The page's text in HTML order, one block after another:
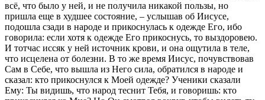
всё, что было у ней, и не получила никакой пользы, но
пришла еще в худшее состояние, – услышав об Иисусе,
подошла сзади в народе и прикоснулась к одежде Его, ибо
говорила: если хотя к одежде Его прикоснусь, то выздоровею.
И тотчас иссяк у ней источник крови, и она ощутила в теле,
что исцелена от болезни. В то же время Иисус, почувствовав
Сам в Себе, что вышла из Него сила, обратился в народе и
сказал: кто прикоснулся к Моей одежде? Ученики сказали
Ему: Ты видишь, что народ теснит Тебя, и говоришь: кто